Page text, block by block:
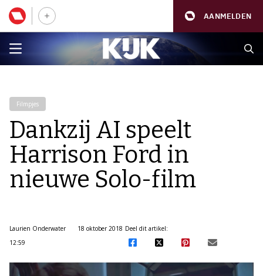
AANMELDEN
Filmpjes
Dankzij AI speelt
Harrison Ford in
nieuwe Solo-film
Laurien Onderwater
18 oktober 2018
12:59
Deel dit artikel: